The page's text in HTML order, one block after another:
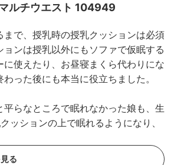
ルチウエスト 104949
まで、授乳時の授乳クッションは必須
ョンは授乳以外にもソファで仮眠する
に使えたり、お昼寝まくら代わりにな
った後にも本当に役立ちました。
平らなところで眠れなかった娘も、生
ッションの上で眠れるようになり、
る